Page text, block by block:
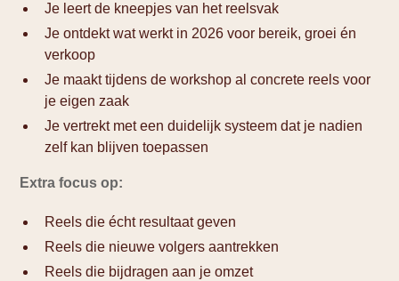
Je leert de kneepjes van het reelsvak
Je ontdekt wat werkt in 2026 voor bereik, groei én
verkoop
Je maakt tijdens de workshop al concrete reels voor
je eigen zaak
Je vertrekt met een duidelijk systeem dat je nadien
zelf kan blijven toepassen
Extra focus op:
Reels die écht resultaat geven
Reels die nieuwe volgers aantrekken
Reels die bijdragen aan je omzet